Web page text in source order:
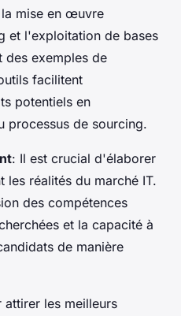
la mise en œuvre
et l'exploitation de bases
des exemples de
facilitent
potentiels en
processus de sourcing.
: Il est crucial d'élaborer
les réalités du marché IT.
des compétences
et la capacité à
de manière
attirer les meilleurs